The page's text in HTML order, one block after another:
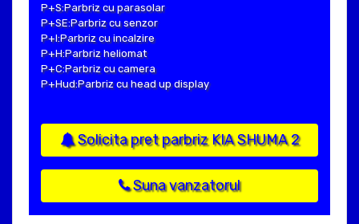
P+S:Parbriz cu parasolar
P+SE:Parbriz cu senzor
P+I:Parbriz cu incalzire
P+H:Parbriz heliomat
P+C:Parbriz cu camera
P+Hud:Parbriz cu head up display
Solicita pret parbriz KIA SHUMA 2
Suna vanzatorul